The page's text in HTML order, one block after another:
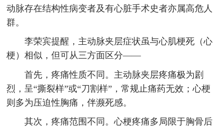
动脉存在结构性病变者及有心脏手术史者亦属高危人
群。
李荣宾提醒，主动脉夹层症状虽与心肌梗死（心
梗）相似，但可从三方面区分——
首先，疼痛性质不同。主动脉夹层疼痛极为剧
烈，呈“撕裂样”或“刀割样”，常规止痛药无效；心梗
则多为压迫性胸痛，伴濒死感。
其次，疼痛范围不同。心梗疼痛多局限于胸骨后